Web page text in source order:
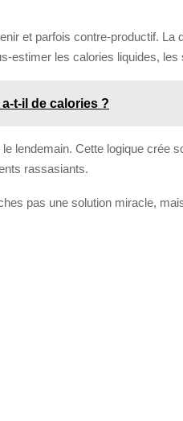
et parfois contre-productif. La
estimer les calories liquides,
t-il de calories ?
lendemain. Cette logique crée
rassasiants.
pas une solution miracle,